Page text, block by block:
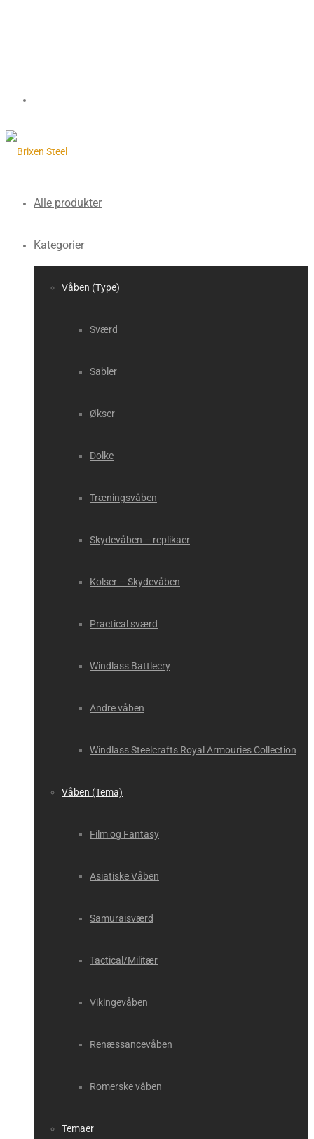
Alle produkter
Kategorier
Våben (Type)
Sværd
Sabler
Økser
Dolke
Træningsvåben
Skydevåben – replikaer
Kolser – Skydevåben
Practical sværd
Windlass Battlecry
Andre våben
Windlass Steelcrafts Royal Armouries Collection
Våben (Tema)
Film og Fantasy
Asiatiske Våben
Samuraisværd
Tactical/Militær
Vikingevåben
Renæssancevåben
Romerske våben
Temaer